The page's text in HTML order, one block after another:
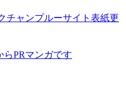
チャンプルーサイト表紙更
PRマンガです